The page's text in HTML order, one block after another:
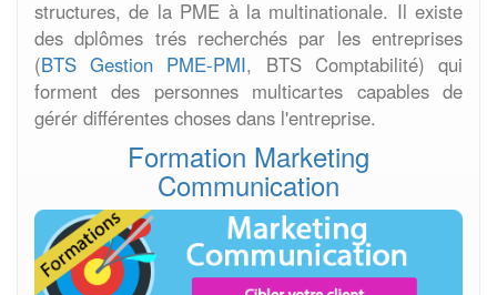
structures, de la PME à la multinationale. Il existe
des dplômes trés recherchés par les entreprises
(BTS Gestion PME-PMI, BTS Comptabilité) qui
forment des personnes multicartes capables de
gérér différentes choses dans l'entreprise.
Formation Marketing
Communication